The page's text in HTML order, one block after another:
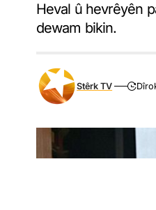
Heval û hevrêyên
dewam bikin.
Stêrk TV